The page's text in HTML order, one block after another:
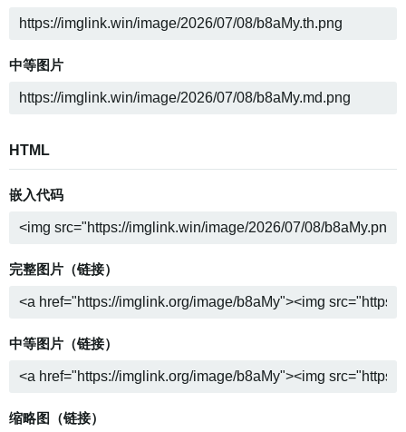
中等图片
HTML
嵌入代码
完整图片（链接）
中等图片（链接）
缩略图（链接）